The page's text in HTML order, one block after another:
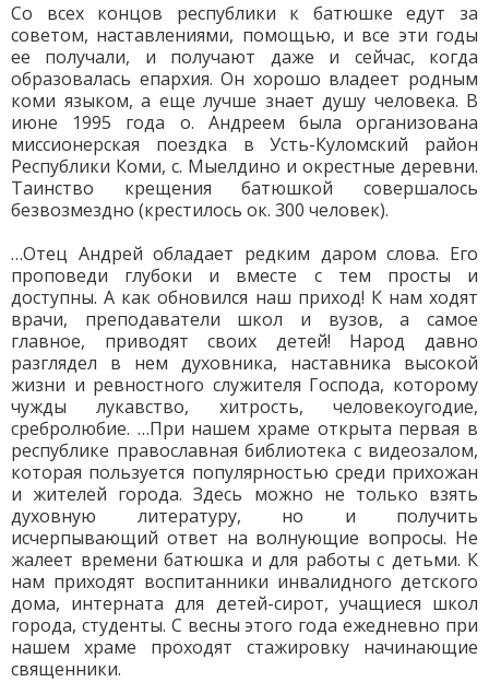
Со всех концов республики к батюшке едут за
советом, наставлениями, помощью, и все эти годы
ее получали, и получают даже и сейчас, когда
образовалась епархия. Он хорошо владеет родным
коми языком, а еще лучше знает душу человека. В
июне 1995 года о. Андреем была организована
миссионерская поездка в Усть-Куломский район
Республики Коми, с. Мыелдино и окрестные деревни.
Таинство крещения батюшкой совершалось
безвозмездно (крестилось ок. 300 человек).
…Отец Андрей обладает редким даром слова. Его
проповеди глубоки и вместе с тем просты и
доступны. А как обновился наш приход! К нам ходят
врачи, преподаватели школ и вузов, а самое
главное, приводят своих детей! Народ давно
разглядел в нем духовника, наставника высокой
жизни и ревностного служителя Господа, которому
чужды лукавство, хитрость, человекоугодие,
сребролюбие. …При нашем храме открыта первая в
республике православная библиотека с видеозалом,
которая пользуется популярностью среди прихожан
и жителей города. Здесь можно не только взять
духовную литературу, но и получить
исчерпывающий ответ на волнующие вопросы. Не
жалеет времени батюшка и для работы с детьми. К
нам приходят воспитанники инвалидного детского
дома, интерната для детей-сирот, учащиеся школ
города, студенты. С весны этого года ежедневно при
нашем храме проходят стажировку начинающие
священники.